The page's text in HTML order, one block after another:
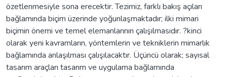
özetlenmesiyle sona erecektir. Tezimiz, farklı bakış açıları
bağlamında biçim üzerinde yoğunlaşmaktadır; ilki mimari
biçimin önemi ve temel elemanlarının çalışılmasıdır. ?kinci
olarak yeni kavramların, yöntemlerin ve tekniklerin mimarlık
bağlamında anlaşılması çalışılacaktır. Üçüncü olarak; sayısal
tasarım araçları tasarım ve uygulama bağlamında